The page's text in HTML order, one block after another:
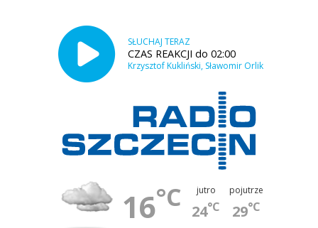
SŁUCHAJ TERAZ
CZAS REAKCJI do 02:00
Krzysztof Kukliński, Sławomir Orlik
16°C jutro
24°C
pojutrze
29°C